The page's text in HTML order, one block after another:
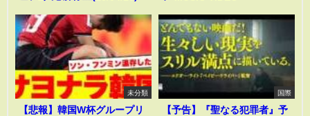
未分類
【悲報】韓国W杯グループリ
国際
【予告】『聖なる犯罪者』予